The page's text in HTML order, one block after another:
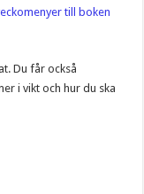
till boken
Du får också
i vikt och hur du ska